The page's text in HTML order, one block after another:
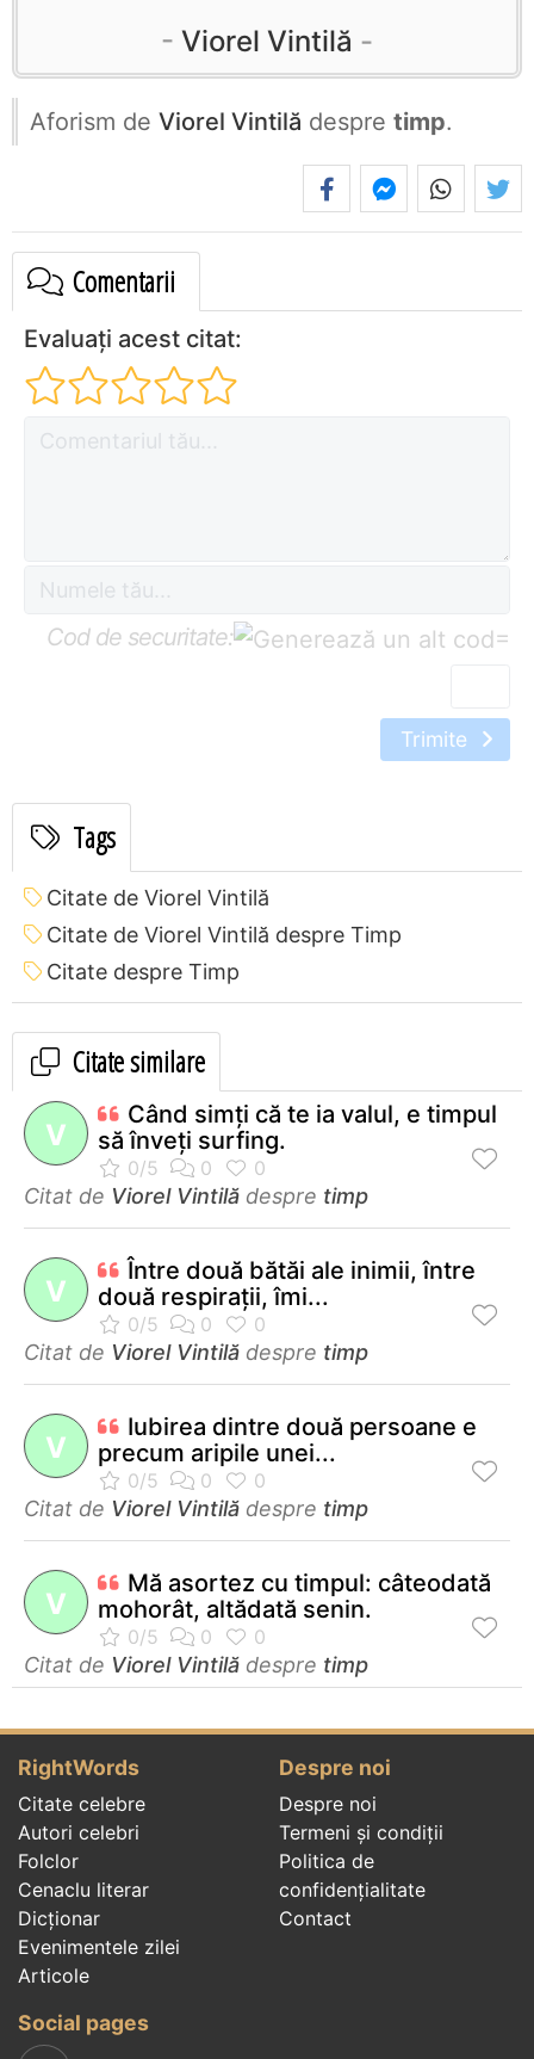
Viorel Vintilă
Aforism de Viorel Vintilă despre timp.
Comentarii
Evaluați acest citat:
Cod de securitate: =
Trimite
Tags
Citate de Viorel Vintilă
Citate de Viorel Vintilă despre Timp
Citate despre Timp
Citate similare
V
Când simţi că te ia valul, e timpul
să înveţi surfing.
Citat de Viorel Vintilă despre timp
V
Între două bătăi ale inimii, între
două respiraţii, îmi...
Citat de Viorel Vintilă despre timp
V
Iubirea dintre două persoane e
precum aripile unei...
Citat de Viorel Vintilă despre timp
V
Mă asortez cu timpul: câteodată
mohorât, altădată senin.
Citat de Viorel Vintilă despre timp
RightWords
Citate celebre
Autori celebri
Folclor
Cenaclu literar
Dicționar
Evenimentele zilei
Articole
Despre noi
Despre noi
Termeni și condiții
Politica de
confidenţialitate
Contact
Social pages